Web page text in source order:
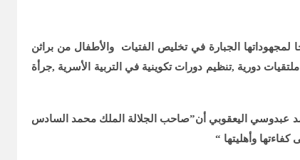
الجبارة في تخليص الفتيات والأطفال من براثن
دورية ,تنظيم دورات تكوينية في التربية الأسرية ,جرأة
عبدوسي اليعقوبي أن”صاحب الجلالة الملك محمد السادس
وأهليتها “